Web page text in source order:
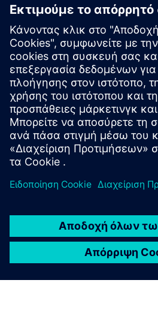
σχετικά
Πρόσθετες
Λευκή Βιβλίο: Ο νόμος για την
Προαπαιτούμενα
κανένας